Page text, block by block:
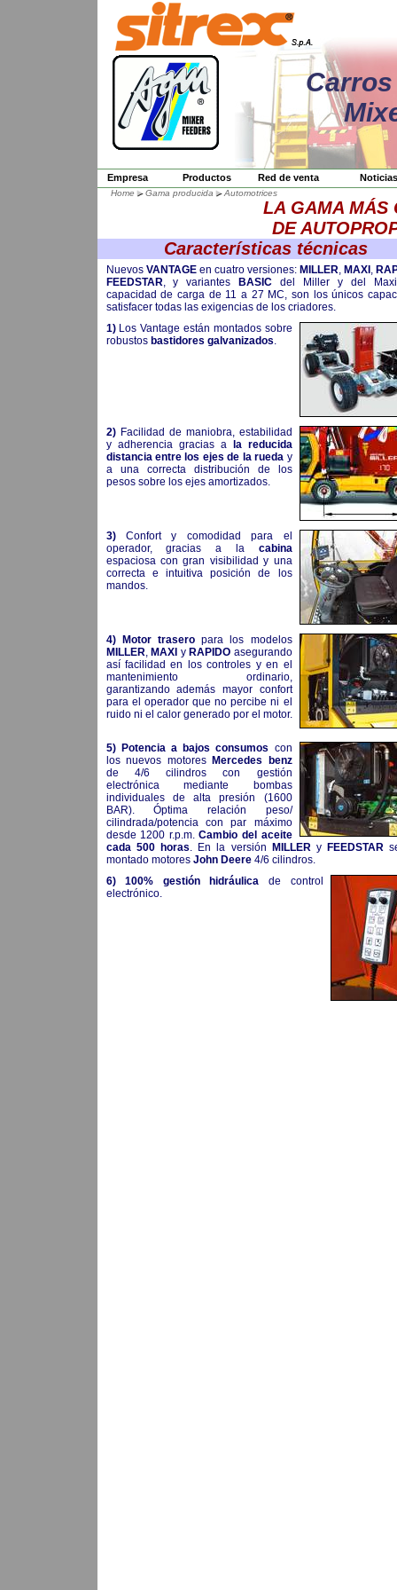
Empresa Productos Red de venta
Home Gama producida Automotrices
LA GAMA MÁS
DE
Características técnicas
Nuevos VANTAGEen cuatro versiones: MILLER, MAXI ,
FEEDSTAR, y variantes BASIC del Miller y del
capacidad de carga de 11 a 27 MC, son los únicos
satisfacer todas las exigencias de los criadores.
1) Los Vantage están montados sobre
robustos bastidores galvanizados.
2) Facilidad de maniobra, estabilidad
y adherencia gracias a
la reducida
distancia entre los ejes de la rueda y
a una correcta distribución de los
pesos sobre los ejes amortizados.
3) Confort y comodidad para el
operador, gracias a la cabina
espaciosa con gran visibilidad y una
correcta e intuitiva posición de los
mandos.
4) Motor traseropara los modelos
MILLER, MAXI y RAPIDO asegurando
así facilidad en los controles y en el
mantenimiento ordinario,
garantizando además mayor confort
para el operador que no percibe ni el
ruido ni el calor generado por el motor.
5) Potencia a bajos consumos con
los nuevos motores Mercedes benz
de 4/6 cilindros con gestión
electrónica mediante bombas
individuales de alta presión (1600
BAR). Óptima relación peso/
cilindrada/potencia con par máximo
desde 1200 r.p.m.Cambio del aceite
cada 500 horas. En la versión MILLERy FEEDSTAR
montado motores John Deere4/6 cilindros.
6)100% gestión hidráulica de control
electrónico.